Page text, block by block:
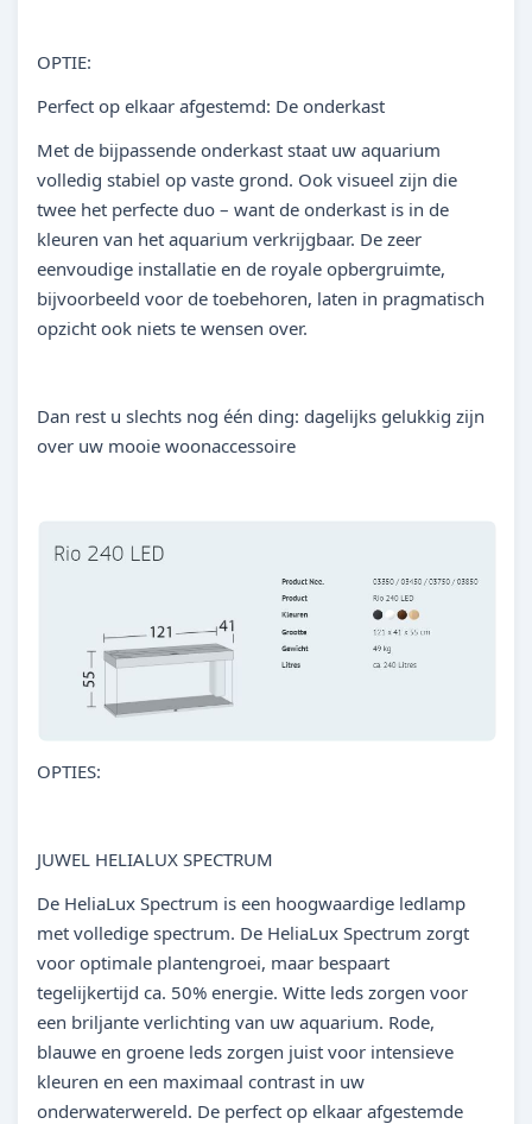
OPTIE:
Perfect op elkaar afgestemd: De onderkast
Met de bijpassende onderkast staat uw aquarium
volledig stabiel op vaste grond. Ook visueel zijn die
twee het perfecte duo – want de onderkast is in de
kleuren van het aquarium verkrijgbaar. De zeer
eenvoudige installatie en de royale opbergruimte,
bijvoorbeeld voor de toebehoren, laten in pragmatisch
opzicht ook niets te wensen over.
Dan rest u slechts nog één ding: dagelijks gelukkig zijn
over uw mooie woonaccessoire
OPTIES:
JUWEL HELIALUX SPECTRUM
De HeliaLux Spectrum is een hoogwaardige ledlamp
met volledige spectrum. De HeliaLux Spectrum zorgt
voor optimale plantengroei, maar bespaart
tegelijkertijd ca. 50% energie. Witte leds zorgen voor
een briljante verlichting van uw aquarium. Rode,
blauwe en groene leds zorgen juist voor intensieve
kleuren en een maximaal contrast in uw
onderwaterwereld. De perfect op elkaar afgestemde